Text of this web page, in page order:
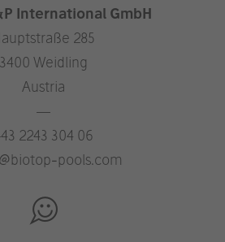
International GmbH
285
3400 Weidling
Austria
—
2243 304 06
pools.com